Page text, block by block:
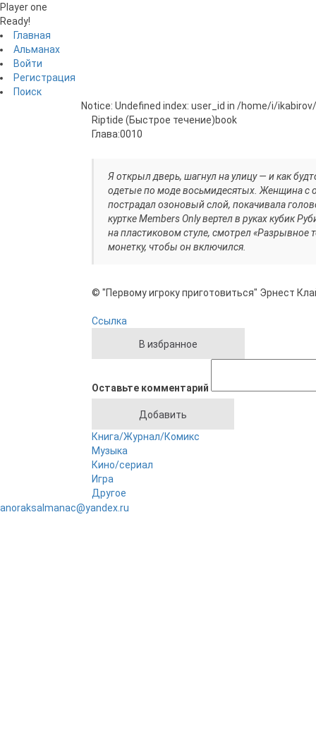
Player one
Ready!
Главная
Альманах
Войти
Регистрация
Поиск
Notice: Undefined index: user_id in /home/i/
Riptide (Быстрое течение)book
Глава:0010
Я открыл дверь, шагнул на улицу — и как
одетые по моде восьмидесятых. Женщина с
пострадал озоновый слой, покачивала
куртке Members Only вертел в руках кубик
на пластиковом стуле, смотрел «Разрывное
монетку, чтобы он включился.
© "Первому игроку приготовиться" Эрнест
Ссылка
Оставьте комментарий
Книга/Журнал/Комикс
Музыка
Кино/сериал
Игра
Другое
anoraksalmanac@yandex.ru